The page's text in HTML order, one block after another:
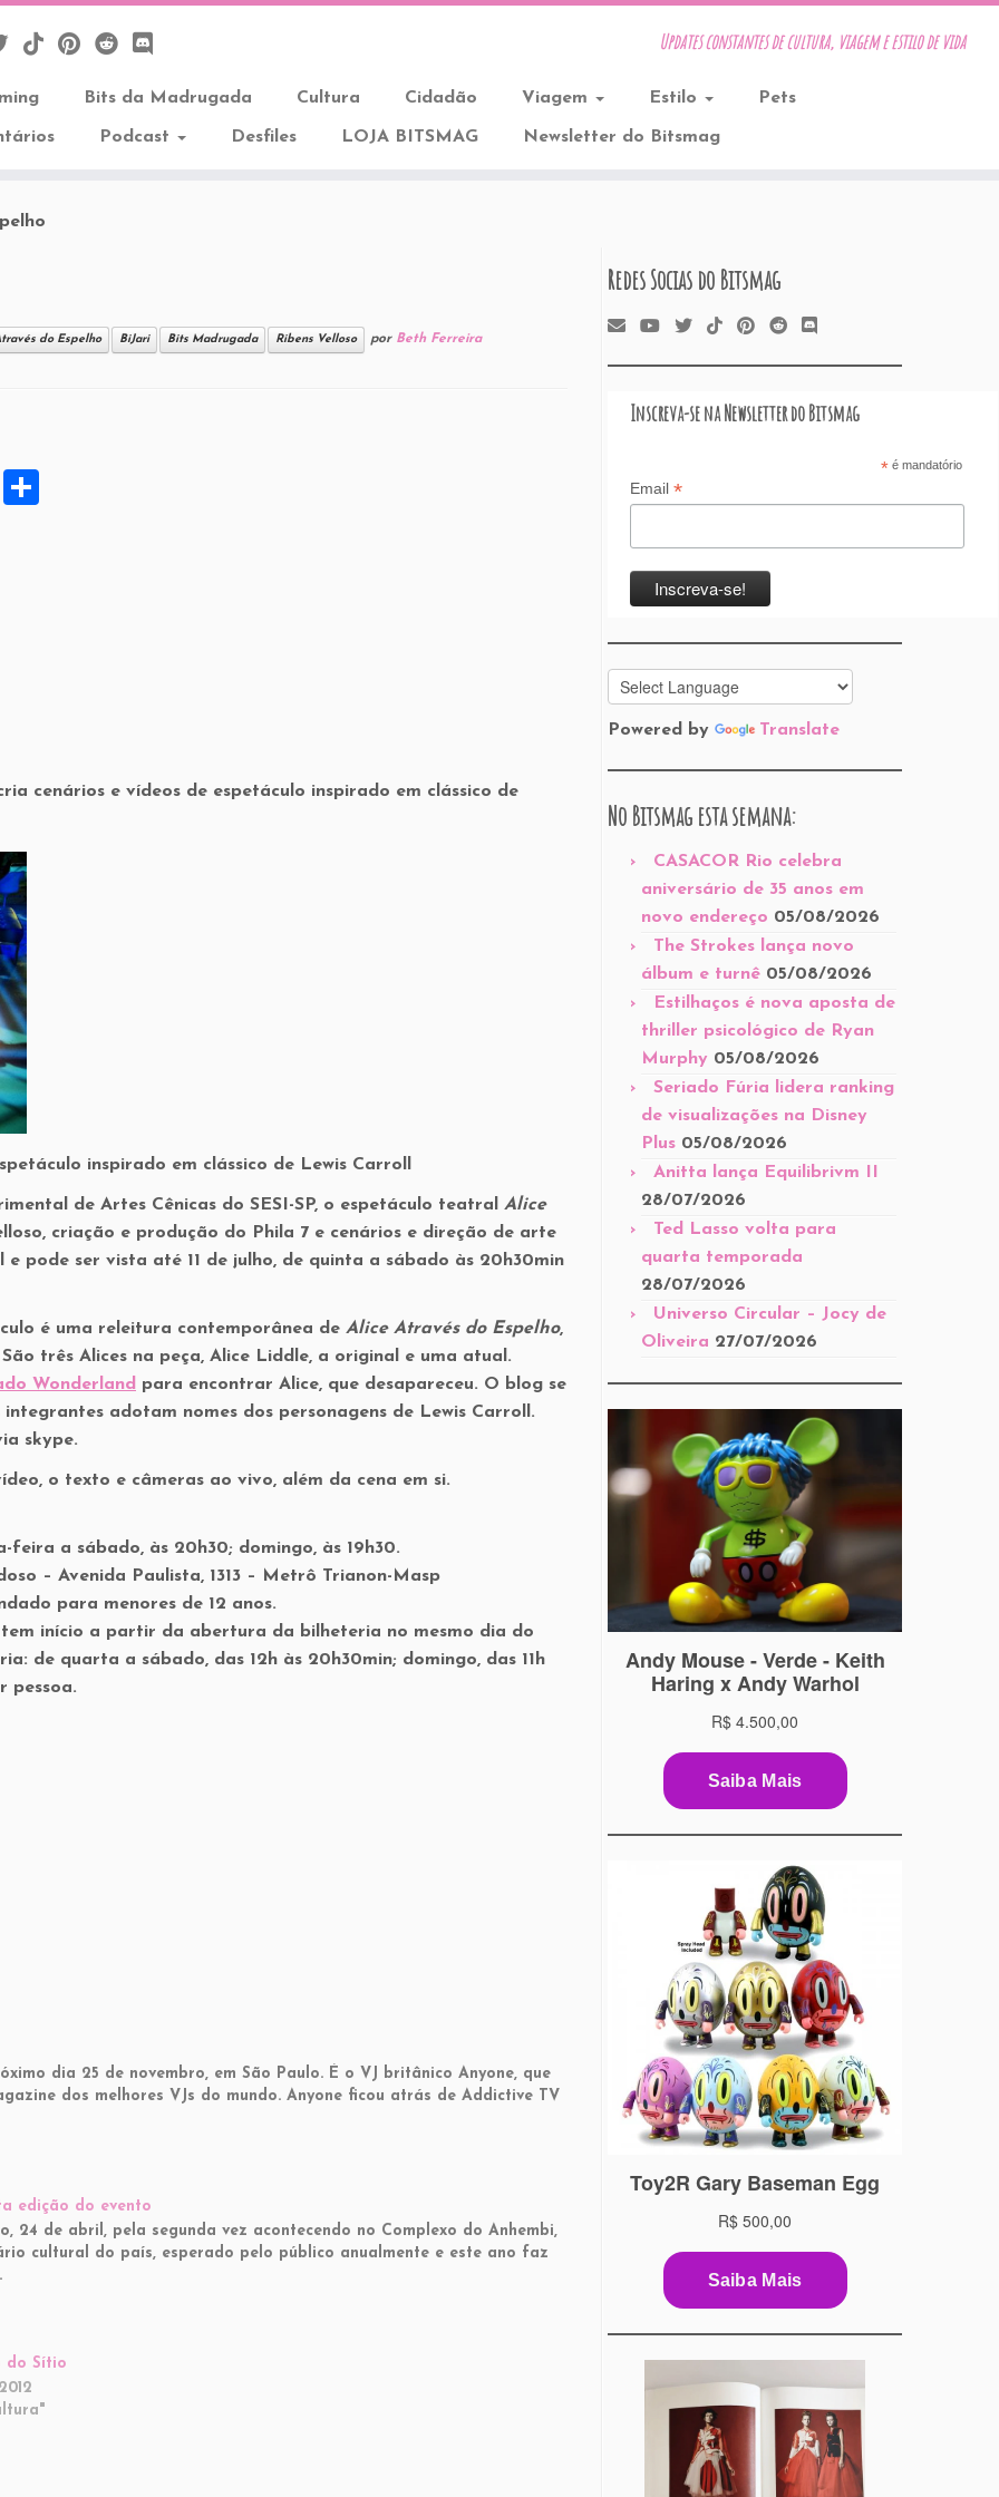
Updates constantes de cultura, viagem e estilo de vida
Bits da Madrugada Cultura Cidadão Viagem Estilo Pets
Podcast Desfiles LOJA BITSMAG Newsletter do Bitsmag
do Espelho BiJari Bits Madrugada Ribens Velloso por Beth Ferreira
X
cenários e vídeos de espetáculo inspirado em clássico de
inspirado em clássico de Lewis Carroll
de Artes Cênicas do SESI-SP, o espetáculo teatral Alice
criação e produção do Phila 7 e cenários e direção de arte
e pode ser vista até 11 de julho, de quinta a sábado às 20h30min
é uma releitura contemporânea de Alice Através do Espelho,
três Alices na peça, Alice Liddle, a original e uma atual.
Wonderland para encontrar Alice, que desapareceu. O blog se
adotam nomes dos personagens de Lewis Carroll.
skype.
o texto e câmeras ao vivo, além da cena em si.
feira a sábado, às 20h30; domingo, às 19h30.
– Avenida Paulista, 1313 – Metrô Trianon-Masp
para menores de 12 anos.
início a partir da abertura da bilheteria no mesmo dia do
de quarta a sábado, das 12h às 20h30min; domingo, das 11h
pessoa.
dia 25 de novembro, em São Paulo. É o VJ britânico Anyone, que
dos melhores VJs do mundo. Anyone ficou atrás de Addictive TV
edição do evento
24 de abril, pela segunda vez acontecendo no Complexo do Anhembi,
cultural do país, esperado pelo público anualmente e este ano faz
do Sítio
Redes Socias do Bitsmag
Inscreva-se na Newsletter do Bitsmag
*é mandatório
Email *
Powered by Translate
No Bitsmag esta semana:
CASACOR Rio celebra
aniversário de 35 anos em
novo endereço 05/08/2026
The Strokes lança novo
álbum e turnê 05/08/2026
Estilhaços é nova aposta de
thriller psicológico de Ryan
Murphy 05/08/2026
Seriado Fúria lidera ranking
de visualizações na Disney
Plus 05/08/2026
Anitta lança Equilibrivm II
28/07/2026
Ted Lasso volta para
quarta temporada
28/07/2026
Universo Circular – Jocy de
Oliveira 27/07/2026